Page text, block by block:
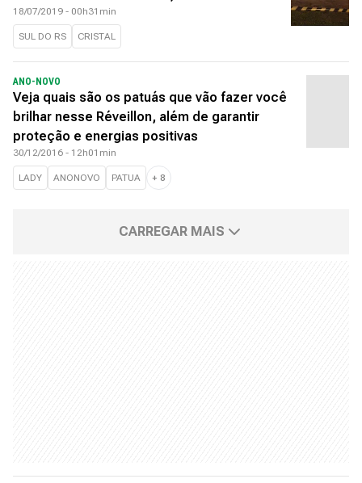
18/07/2019 - 00h31min
SUL DO RS CRISTAL
ANO-NOVO
Veja quais são os patuás que vão fazer você
brilhar nesse Réveillon, além de garantir
proteção e energias positivas
30/12/2016 - 12h01min
LADY ANONOVO PATUA + 8
CARREGAR MAIS